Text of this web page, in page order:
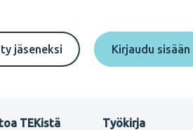
jäseneksi
TEKistä Työkirja